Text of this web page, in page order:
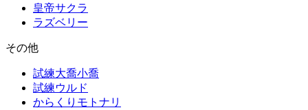
皇帝サクラ
ラズベリー
その他
試練大喬小喬
試練ウルド
からくりモトナリ